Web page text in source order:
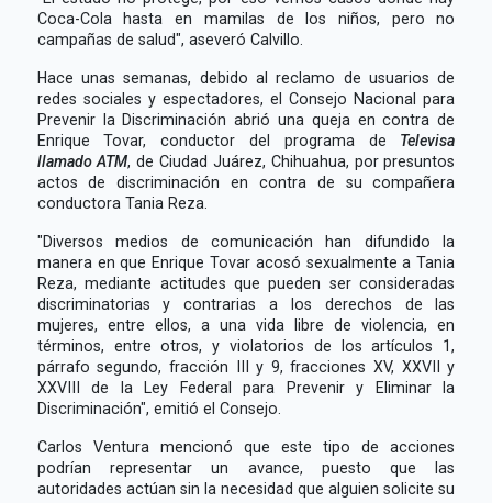
Coca-Cola hasta en mamilas de los niños, pero no
campañas de salud", aseveró Calvillo.
Hace unas semanas, debido al reclamo de usuarios de
redes sociales y espectadores, el Consejo Nacional para
Prevenir la Discriminación abrió una queja en contra de
Enrique Tovar, conductor del programa de Televisa
llamadoATM, de Ciudad Juárez, Chihuahua, por presuntos
actos de discriminación en contra de su compañera
conductora Tania Reza.
"Diversos medios de comunicación han difundido la
manera en que Enrique Tovar acosó sexualmente a Tania
Reza, mediante actitudes que pueden ser consideradas
discriminatorias y contrarias a los derechos de las
mujeres, entre ellos, a una vida libre de violencia, en
términos, entre otros, y violatorios de los artículos 1,
párrafo segundo, fracción III y 9, fracciones XV, XXVII y
XXVIII de la Ley Federal para Prevenir y Eliminar la
Discriminación", emitió el Consejo.
Carlos Ventura mencionó que este tipo de acciones
podrían representar un avance, puesto que las
autoridades actúan sin la necesidad que alguien solicite su